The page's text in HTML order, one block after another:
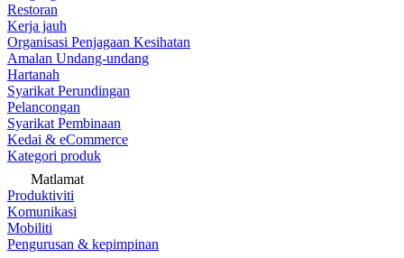
Restoran
Kerja jauh
Organisasi Penjagaan Kesihatan
Amalan Undang-undang
Hartanah
Syarikat Perundingan
Pelancongan
Syarikat Pembinaan
Kedai & eCommerce
Kategori produk
Matlamat
Produktiviti
Komunikasi
Mobiliti
Pengurusan & kepimpinan